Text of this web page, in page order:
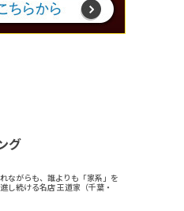
グ
ながらも、誰よりも「家系」を
し続ける名店 王道家（千葉・